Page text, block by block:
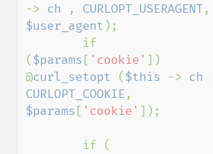
-> ch , CURLOPT_USERAGENT
$user_agent );
( $params [ 'cookie' ])
@curl_setopt ( $this -> ch
CURLOPT_COOKIE
$params [ 'cookie' ]);